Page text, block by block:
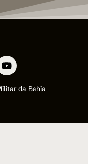
da Bahia